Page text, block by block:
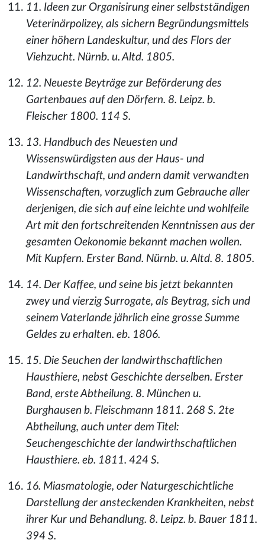
11. Ideen zur Organisirung einer selbstständigen
Veterinärpolizey, als sichern Begründungsmittels
einer höhern Landeskultur, und des Flors der
Viehzucht. Nürnb. u. Altd. 1805.
12. Neueste Beyträge zur Beförderung des
Gartenbaues auf den Dörfern. 8. Leipz. b.
Fleischer 1800. 114 S.
13. Handbuch des Neuesten und
Wissenswürdigsten aus der Haus- und
Landwirthschaft, und andern damit verwandten
Wissenschaften, vorzuglich zum Gebrauche aller
derjenigen, die sich auf eine leichte und wohlfeile
Art mit den fortschreitenden Kenntnissen aus der
gesamten Oekonomie bekannt machen wollen.
Mit Kupfern. Erster Band. Nürnb. u. Altd. 8. 1805.
14. Der Kaffee, und seine bis jetzt bekannten
zwey und vierzig Surrogate, als Beytrag, sich und
seinem Vaterlande jährlich eine grosse Summe
Geldes zu erhalten. eb. 1806.
15. Die Seuchen der landwirthschaftlichen
Hausthiere, nebst Geschichte derselben. Erster
Band, erste Abtheilung. 8. München u.
Burghausen b. Fleischmann 1811. 268 S. 2te
Abtheilung, auch unter dem Titel:
Seuchengeschichte der landwirthschaftlichen
Hausthiere. eb. 1811. 424 S.
16. Miasmatologie, oder Naturgeschichtliche
Darstellung der ansteckenden Krankheiten, nebst
ihrer Kur und Behandlung. 8. Leipz. b. Bauer 1811.
394 S.